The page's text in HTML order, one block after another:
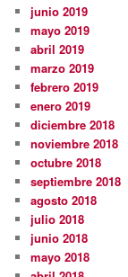
junio 2019
mayo 2019
abril 2019
marzo 2019
febrero 2019
enero 2019
diciembre 2018
noviembre 2018
octubre 2018
septiembre 2018
agosto 2018
julio 2018
junio 2018
mayo 2018